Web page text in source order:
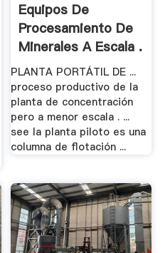
Equipos De
Procesamiento De
Minerales A Escala .
PLANTA PORTÁTIL DE ...
proceso productivo de la
planta de concentración
pero a menor escala . ...
see la planta piloto es una
columna de flotación ...